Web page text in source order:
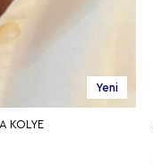
Yeni
KOLYE